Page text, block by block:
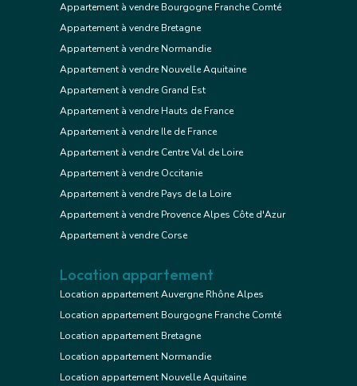
Appartement à vendre Bourgogne Franche Comté
Appartement à vendre Bretagne
Appartement à vendre Normandie
Appartement à vendre Nouvelle Aquitaine
Appartement à vendre Grand Est
Appartement à vendre Hauts de France
Appartement à vendre Ile de France
Appartement à vendre Centre Val de Loire
Appartement à vendre Occitanie
Appartement à vendre Pays de la Loire
Appartement à vendre Provence Alpes Côte d'Azur
Appartement à vendre Corse
Location appartement
Location appartement Auvergne Rhône Alpes
Location appartement Bourgogne Franche Comté
Location appartement Bretagne
Location appartement Normandie
Location appartement Nouvelle Aquitaine